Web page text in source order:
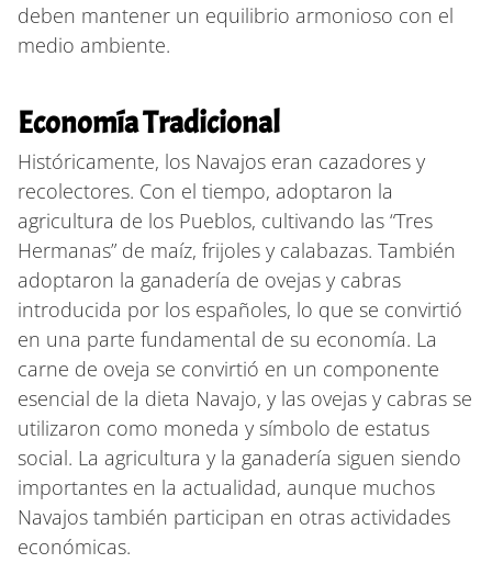
deben mantener un equilibrio armonioso con el
medio ambiente.
Economía Tradicional
Históricamente, los Navajos eran cazadores y
recolectores. Con el tiempo, adoptaron la
agricultura de los Pueblos, cultivando las “Tres
Hermanas” de maíz, frijoles y calabazas. También
adoptaron la ganadería de ovejas y cabras
introducida por los españoles, lo que se convirtió
en una parte fundamental de su economía. La
carne de oveja se convirtió en un componente
esencial de la dieta Navajo, y las ovejas y cabras se
utilizaron como moneda y símbolo de estatus
social. La agricultura y la ganadería siguen siendo
importantes en la actualidad, aunque muchos
Navajos también participan en otras actividades
económicas.